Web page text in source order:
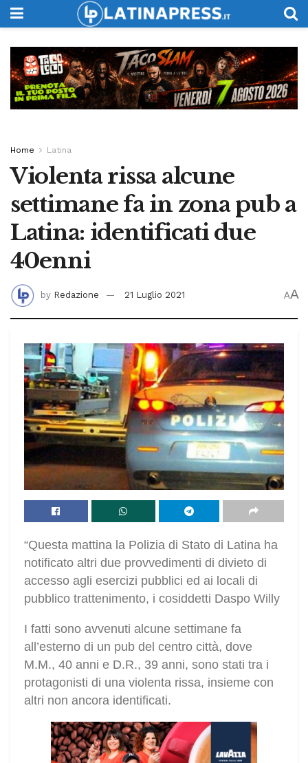
Home Latina
Violenta rissa alcune
settimane fa in zona pub a
Latina: identificati due
40enni
by Redazione 21 Luglio 2021 AA
“Questa mattina la Polizia di Stato di Latina ha
notificato altri due provvedimenti di divieto di
accesso agli esercizi pubblici ed ai locali di
pubblico trattenimento, i cosiddetti Daspo Willy
I fatti sono avvenuti alcune settimane fa
all’esterno di un pub del centro città, dove
M.M., 40 anni e D.R., 39 anni, sono stati tra i
protagonisti di una violenta rissa, insieme con
altri non ancora identificati.